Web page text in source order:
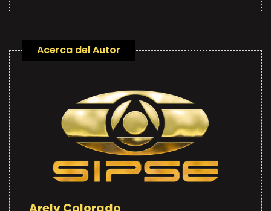
Acerca del Autor